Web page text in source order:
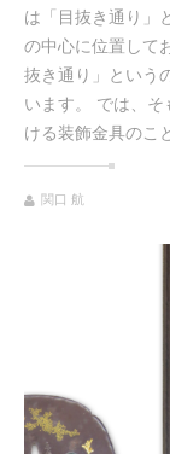
は「目抜き通り」
の中心に位置して
抜き通り」という
います。 では、
ける装飾金具のこ
関口 航